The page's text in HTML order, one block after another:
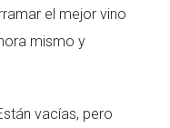
el mejor vino
mismo y
vacías, pero